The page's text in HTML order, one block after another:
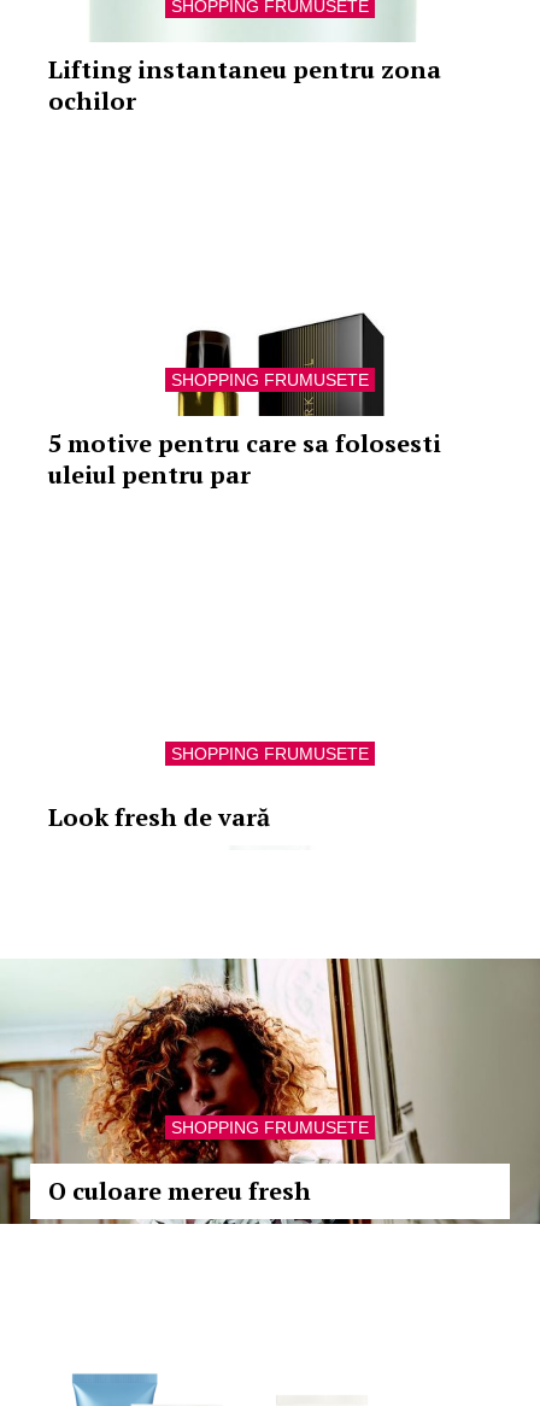
SHOPPING FRUMUSETE
Lifting instantaneu pentru zona
ochilor
SHOPPING FRUMUSETE
5 motive pentru care sa folosesti
uleiul pentru par
SHOPPING FRUMUSETE
Look fresh de vară
SHOPPING FRUMUSETE
O culoare mereu fresh